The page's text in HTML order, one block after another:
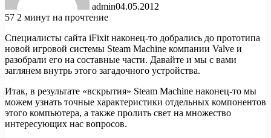
admin04.05.2012
57 2 минут на прочтение
Специалисты сайта iFixit наконец-то добрались до прототипа
новой игровой системы Steam Machine компании Valve и
разобрали его на составные части. Давайте и мы с вами
заглянем внутрь этого загадочного устройства.
Итак, в результате «вскрытия» Steam Machine наконец-то мы
можем узнать точные характеристики отдельных компонентов
этого компьютера, а также пролить свет на множество
интересующих нас вопросов.